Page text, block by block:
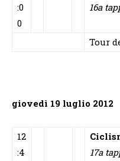
:0
0
16a
Tour
giovedì 19 luglio 2012
12
:4
17a